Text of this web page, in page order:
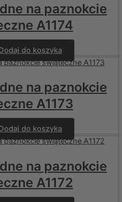
na paznokcie
A1174
do koszyka
na paznokcie
A1173
do koszyka
na paznokcie
A1172